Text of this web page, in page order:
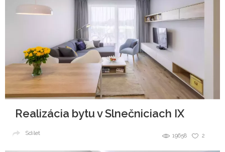
Realizácia bytu v Slnečniciach IX
2
19658
Sdílet